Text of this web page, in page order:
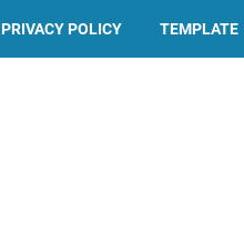
PRIVACY POLICY TEMPLATE